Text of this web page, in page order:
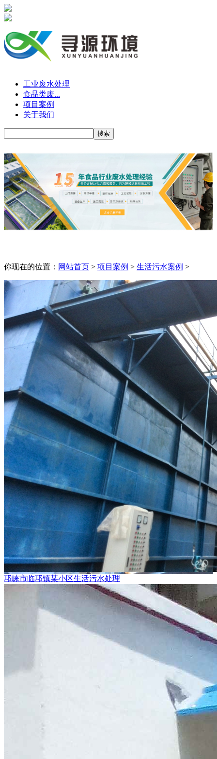
工业废水处理
食品类废...
项目案例
关于我们
你现在的位置： 网站首页 > 项目案例 > 生活污水案例 >
邛崃市临邛镇某小区生活污水处理